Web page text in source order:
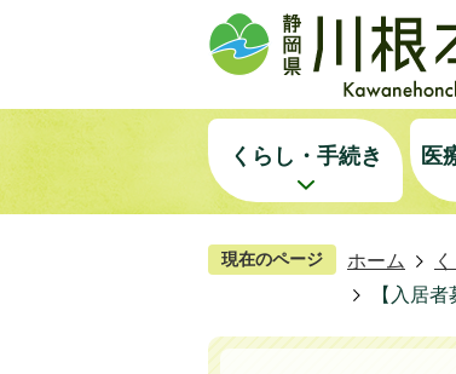
くらし・手続き 医
現在のページ ホーム
【入居